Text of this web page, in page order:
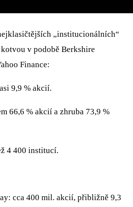
„institucionálních“
v podobě Berkshire
Finance:
9,9 % akcií.
66,6 % akcií a zhruba 73,9 %
4 400 institucí.
cca 400 mil. akcií, přibližně 9,3